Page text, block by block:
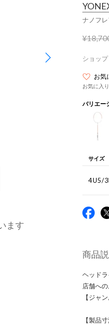
ます
ナノフ
ショップ
お気
お気に入
バリエー
サイズ
4U5/
商品
ヘッド
店舗へ
【ジャ
【製品寸